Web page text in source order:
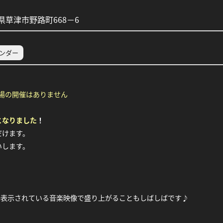
草津市野路町668－6
ダー
の開催はありません
りました ！
ます。
ます。
示されている音楽映像で盛り上がることもしばしばです♪